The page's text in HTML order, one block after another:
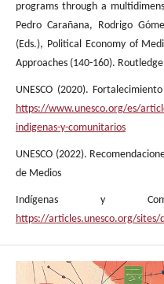
programs through a
Pedro Carañana, Rodrigo
(Eds.), Political Economy of
Approaches (140-160).
UNESCO (2020).
https://www.unesco.org/es/
indigenas-y-comunitarios
UNESCO (2022).
de Medios
Indígenas y
https://articles.unesco.org/sites/